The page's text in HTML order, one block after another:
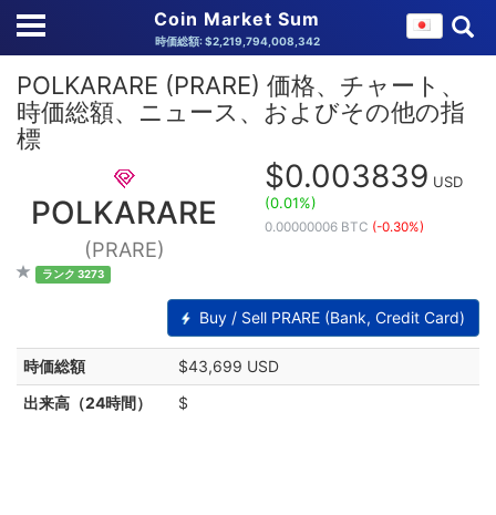
Coin Market Sum
時価総額: $2,219,794,008,342
POLKARARE (PRARE) 価格、チャート、
時価総額、ニュース、およびその他の指
標
POLKARARE
(PRARE)
ランク 3273
$0.003839 USD
(0.01%)
0.00000006 BTC (-0.30%)
Buy / Sell PRARE (Bank, Credit Card)
時価総額
$43,699 USD
出来高（24時間）
$